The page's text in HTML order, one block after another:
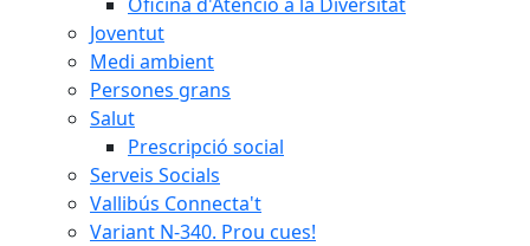
Joventut
Medi ambient
Persones grans
Salut
Prescripció social
Serveis Socials
Vallibús Connecta't
Variant N-340. Prou cues!